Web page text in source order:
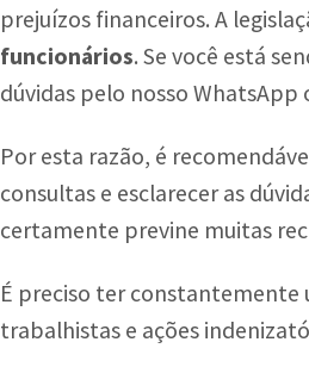
prejuízos financeiros. A
funcionários. Se você está
dúvidas pelo nosso WhatsApp
Por esta razão, é
consultas e esclarecer as
certamente previne muitas
É preciso ter constantemente
trabalhistas e ações